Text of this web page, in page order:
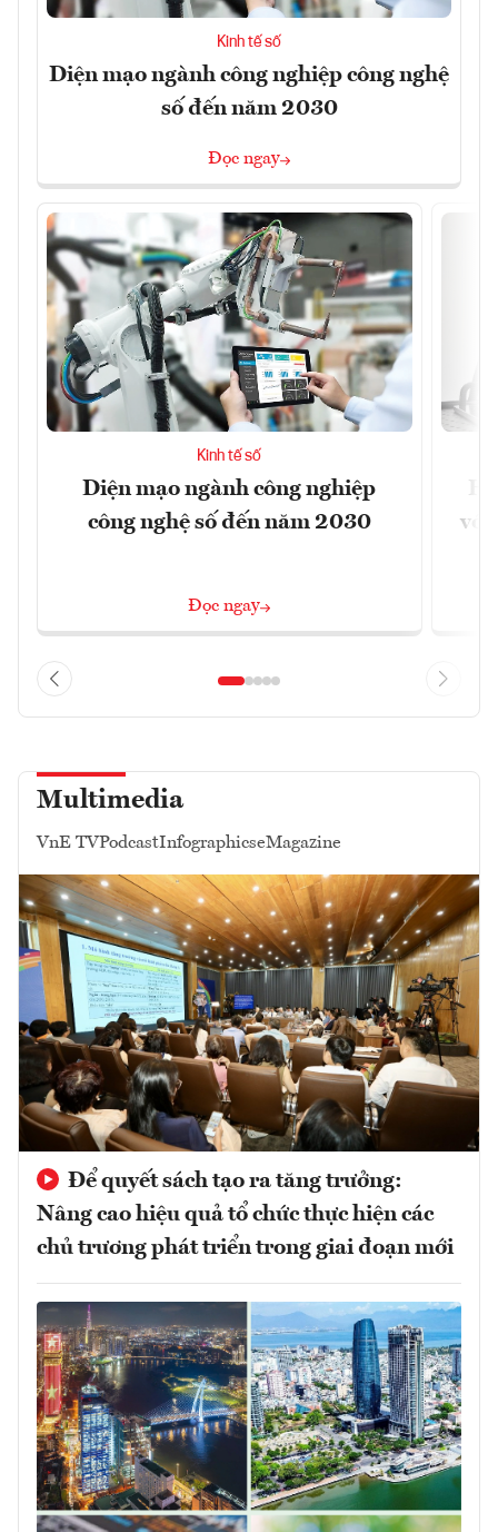
Kinh tế số
Diện mạo ngành công nghiệp công nghệ
số đến năm 2030
Đọc ngay
Kinh tế số
Diện mạo ngành công nghiệp
công nghệ số đến năm 2030
Đọc ngay
với
Multimedia
VnE TVPodcastInfographicseMagazine
Để quyết sách tạo ra tăng trưởng:
Nâng cao hiệu quả tổ chức thực hiện các
chủ trương phát triển trong giai đoạn mới